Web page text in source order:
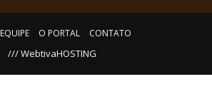
EQUIPE O PORTAL CONTATO
/// WebtivaHOSTING